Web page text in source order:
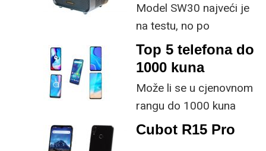
prenosivih modela.
Model SW30 najveći je
na testu, no po
povoljnoj cijeni nudi
napredno automatsko
Top 5 telefona do
1000 kuna
Može li se u cjenovnom
rangu do 1000 kuna
uopće naći pristojan
Cubot R15 Pro